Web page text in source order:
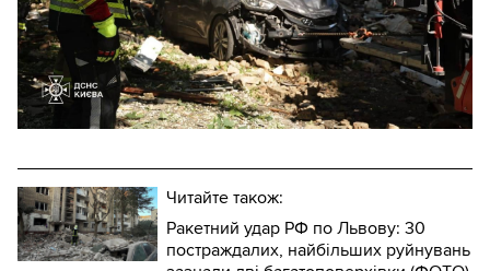
Читайте також:
Ракетний удар РФ по Львову: 30
постраждалих, найбільших руйнувань